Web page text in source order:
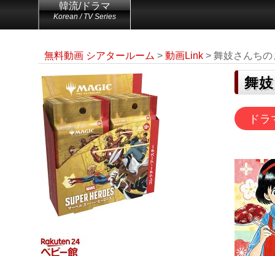
韓流/ドラマ
Korean / TV Series
無料動画 シアタールーム > 動画Link > 舞妓さんち
舞
ド